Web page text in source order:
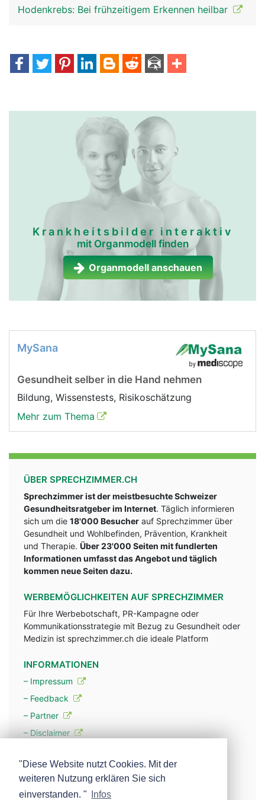
Hodenkrebs: Bei frühzeitigem Erkennen heilbar
Krankheitsbilder interaktiv
mit Organmodell finden
Organmodell anschauen
MySana
Gesundheit selber in die Hand nehmen
Bildung, Wissenstests, Risikoschätzung
Mehr zum Thema
ÜBER SPRECHZIMMER.CH
Sprechzimmer ist der meistbesuchte Schweizer
Gesundheitsratgeber im Internet. Täglich informieren
sich um die 18'000 Besucher auf Sprechzimmer über
Gesundheit und Wohlbefinden, Prävention, Krankheit
und Therapie. Über 23'000 Seiten mit fundlerten
Informationen umfasst das Angebot und täglich
kommen neue Seiten dazu.
WERBEMÖGLICHKEITEN AUF SPRECHZIMMER
Für Ihre Werbebotschaft, PR-Kampagne oder
Kommunikationsstrategie mit Bezug zu Gesundheit oder
Medizin ist sprechzimmer.ch die ideale Platform
INFORMATIONEN
– Impressum
– Feedback
– Partner
– Disclaimer
– Werbung
– Mehr über unsere Experten
"Diese Website nutzt Cookies. Mit der
weiteren Nutzung erklären Sie sich
einverstanden. "
Infos